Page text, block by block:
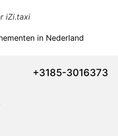
iZi.taxi
in Nederland
+3185-3016373